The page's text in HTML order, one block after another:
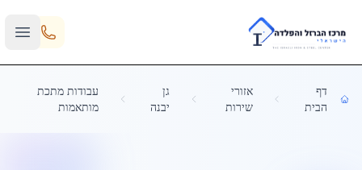
Skip to main content
דף
הבית
אזורי
שירות
גן
יבנה
עבודות מתכת
מותאמות